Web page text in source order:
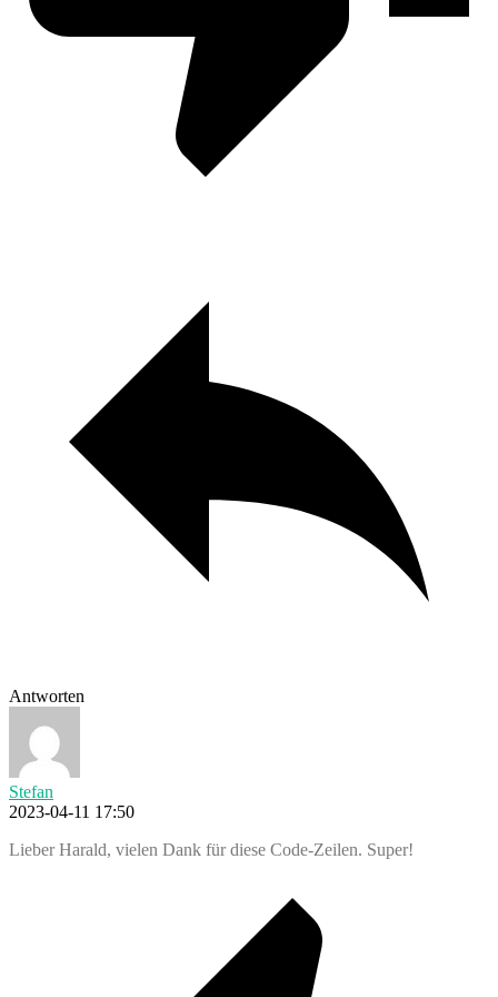
Antworten
Stefan
2023-04-11 17:50
Lieber Harald, vielen Dank für diese Code-Zeilen. Super!